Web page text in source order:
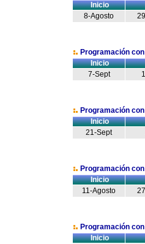
Inicio
8-Agosto
Programación
Inicio
7-Sept
Programación
Inicio
21-Sept
Programación
Inicio
11-Agosto
Programación
Inicio